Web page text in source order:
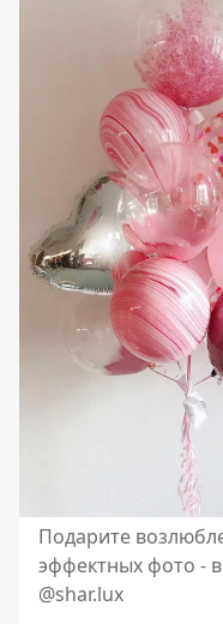
Подарите
эффектных фото -
@shar.lux